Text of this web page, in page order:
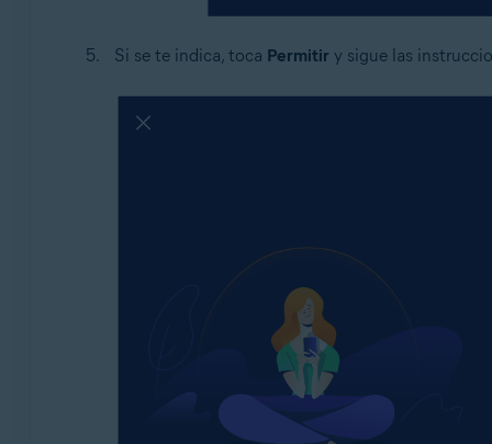
Si se te indica, toca Permitir y sigue las